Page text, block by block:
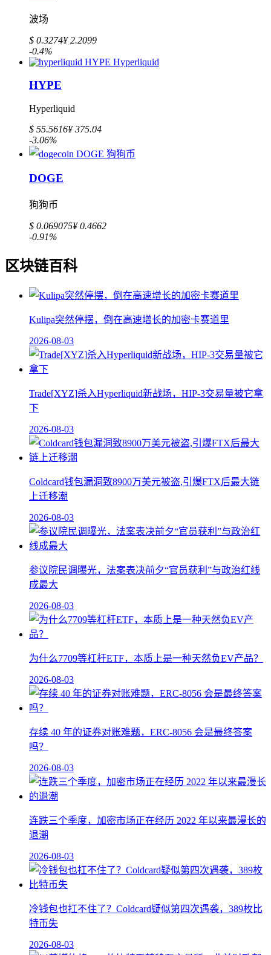
波场
$ 0.3274¥ 2.2099
-0.4%
HYPE
Hyperliquid
$ 55.5616¥ 375.04
-3.06%
DOGE
狗狗币
$ 0.069075¥ 0.4662
-0.91%
区块链百科
Kulipa突然停摆，倒在高速增长的加密卡赛道里
2026-08-03
Trade[XYZ]杀入Hyperliquid新战场，HIP-3交易量被它拿
下
2026-08-03
Coldcard钱包漏洞致8900万美元被盗,引爆FTX后最大链
上迁移潮
2026-08-03
参议院民调曝光，法案表决前夕“官员获利”与政治红线
成最大
2026-08-03
为什么7709等杠杆ETF，本质上是一种天然负EV产品？
2026-08-03
存续 40 年的证券对账难题，ERC-8056 会是最终答案
吗？
2026-08-03
连跌三个季度，加密市场正在经历 2022 年以来最漫长的
退潮
2026-08-03
冷钱包也扛不住了？Coldcard疑似第四次遇袭，389枚比
特币失
2026-08-03